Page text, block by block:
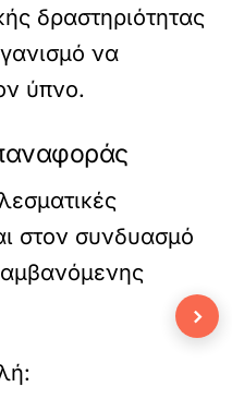
δραστηριότητας
να
ύπνο.
στον συνδυασμό
›